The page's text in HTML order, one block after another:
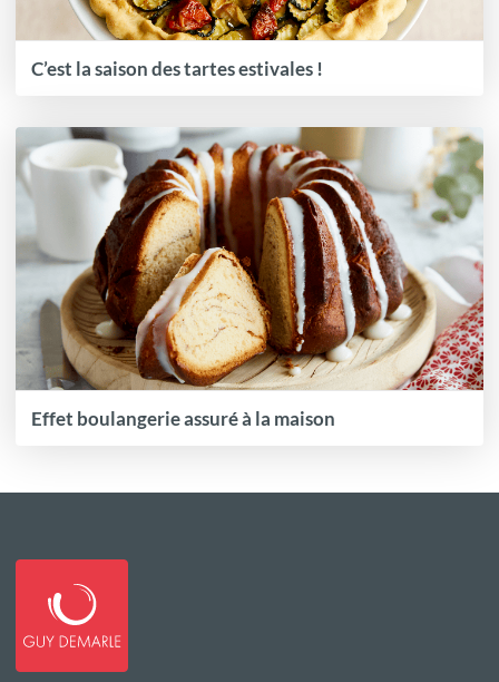
C’est la saison des tartes estivales !
Effet boulangerie assuré à la maison